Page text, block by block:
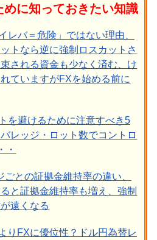
めに知っておきたい知識
レバ＝危険」ではない理由、
トなら逆に強制ロスカットさ
される資金も少なく済む、け
ていますがFXを始める前に
を避けるために注意すべき5
レッジ・ロット数でコントロ
・
ごとの証拠金維持率の違い、
と証拠金維持率も増え、強制
遠くなる
りFXに優位性？ドル円為替レ